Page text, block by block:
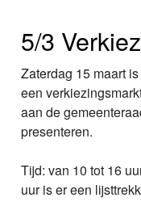
5/3
Zaterdag 15 maart
een
aan de
presenteren.
Tijd: van 10 tot 16
uur is er een